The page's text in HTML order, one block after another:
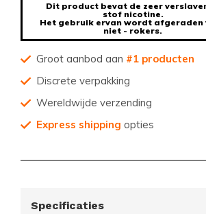
Dit product bevat de zeer
stof nicotine.
Het gebruik ervan wordt afgeraden
niet - rokers.
Groot aanbod aan #1 producten
Discrete verpakking
Wereldwijde verzending
Express shipping opties
Specificaties